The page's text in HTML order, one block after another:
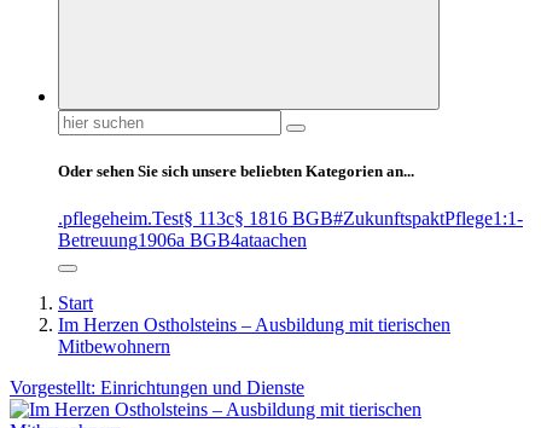
Suchen
nach:
Oder sehen Sie sich unsere beliebten Kategorien an...
.pflegeheim.Test§ 113c§ 1816 BGB#ZukunftspaktPflege1:1-
Betreuung1906a BGB4ataachen
Start
Im Herzen Ostholsteins – Ausbildung mit tierischen
Mitbewohnern
Vorgestellt: Einrichtungen und Dienste